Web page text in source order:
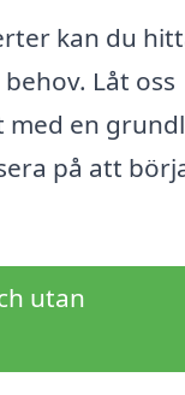
kan du
Låt oss
en
på att
utan